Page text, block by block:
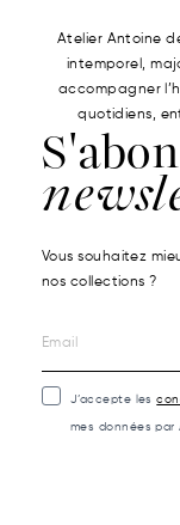
Atelier Antoine
intemporel,
accompagner
quotidiens,
Vous souhaitez
nos collections ?
J’accepte les
mes données par